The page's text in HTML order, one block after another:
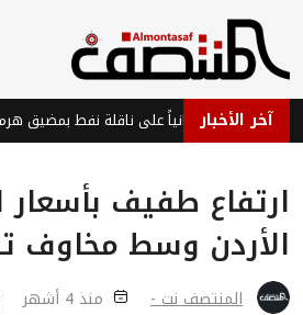
آخر الأخبار الإمارات تدين هجوماً إيرانياً على ناقلة نفط بمضيق هرمز وتؤكد تهديده لأمن الطاقة العالمي
ارتفاع طفيف
الأردن وسط مخاوف
المنتصف نت - منذ 4 أشهر